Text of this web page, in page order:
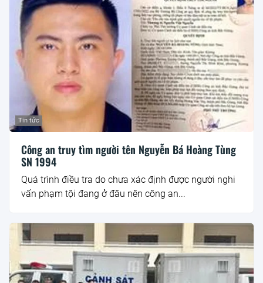
Tin tức
Công an truy tìm người tên Nguyễn Bá Hoàng Tùng
SN 1994
Quá trình điều tra do chưa xác định được người nghi
vấn phạm tội đang ở đâu nên công an...